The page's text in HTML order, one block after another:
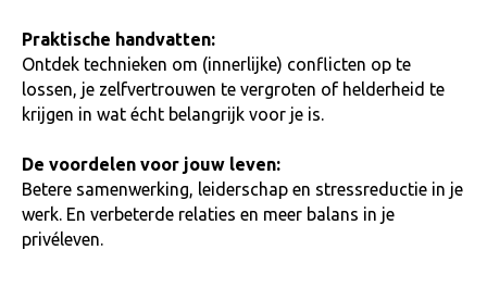
Praktische handvatten:
Ontdek technieken om (innerlijke) conflicten op te
lossen, je zelfvertrouwen te vergroten of helderheid te
krijgen in wat écht belangrijk voor je is.
De voordelen voor jouw leven:
Betere samenwerking, leiderschap en stressreductie in je
werk. En verbeterde relaties en meer balans in je
privéleven.